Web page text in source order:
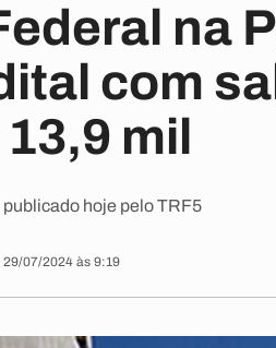
na
com
mil
hoje pelo TRF5
29/07/2024 às 9:19